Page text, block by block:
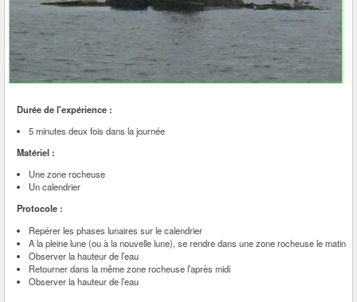
Durée de l'expérience :
5 minutes deux fois dans la journée
Matériel :
Une zone rocheuse
Un calendrier
Protocole :
Repérer les phases lunaires sur le calendrier
A la pleine lune (ou à la nouvelle lune), se rendre dans une zone rocheuse le matin
Observer la hauteur de l’eau
Retourner dans la même zone rocheuse l’après midi
Observer la hauteur de l’eau